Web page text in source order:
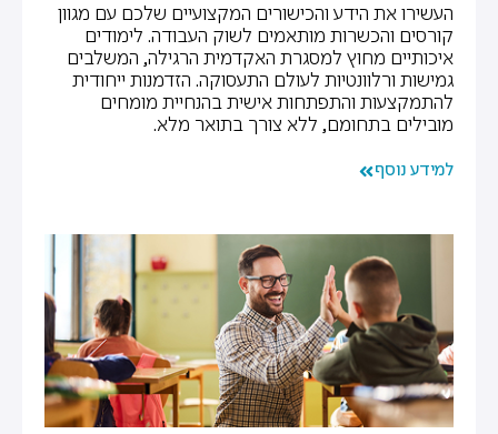
העשירו את הידע והכישורים המקצועיים שלכם עם מגוון
קורסים והכשרות מותאמים לשוק העבודה. לימודים
איכותיים מחוץ למסגרת האקדמית הרגילה, המשלבים
גמישות ורלוונטיות לעולם התעסוקה. הזדמנות ייחודית
להתמקצעות והתפתחות אישית בהנחיית מומחים
מובילים בתחומם, ללא צורך בתואר מלא.
למידע נוסף